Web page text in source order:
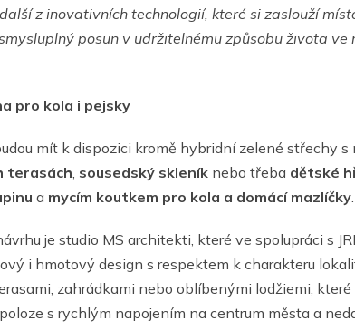
z inovativních technologií, které si zaslouží
posun v udržitelnému způsobu života ve
pro kola i pejsky
mít k dispozici kromě hybridní zelené střechy s
terasách, sousedský skleník nebo třeba dětské
a mycím koutkem pro kola a domácí mazlíčky.
je studio MS architekti, které ve spolupráci s
i hmotový design s respektem k charakteru
zahrádkami nebo oblíbenými lodžiemi,
s rychlým napojením na centrum města a